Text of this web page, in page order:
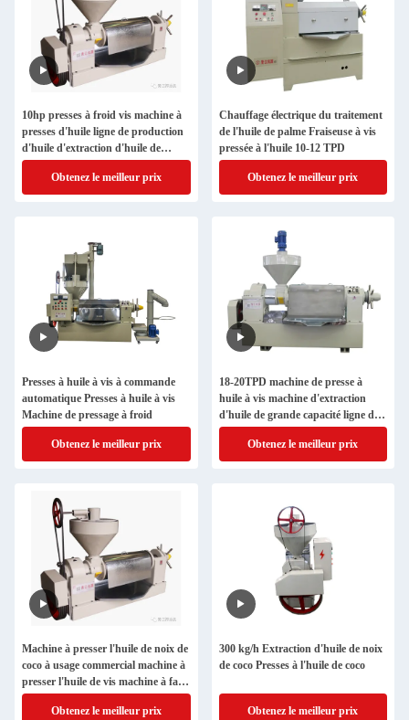
10hp presses à froid vis machine à
presses d'huile ligne de production
d'huile d'extraction d'huile de
sésame de noix de coco
Obtenez le meilleur prix
Chauffage électrique du traitement
de l'huile de palme Fraiseuse à vis
pressée à l'huile 10-12 TPD
Obtenez le meilleur prix
Presses à huile à vis à commande
automatique Presses à huile à vis
Machine de pressage à froid
Obtenez le meilleur prix
18-20TPD machine de presse à
huile à vis machine d'extraction
d'huile de grande capacité ligne de
presse d'huile d'arachide
Obtenez le meilleur prix
Machine à presser l'huile de noix de
coco à usage commercial machine à
presser l'huile de vis machine à faire
de l'huile
Obtenez le meilleur prix
300 kg/h Extraction d'huile de noix
de coco Presses à l'huile de coco
Obtenez le meilleur prix